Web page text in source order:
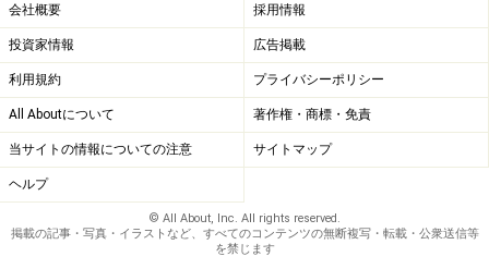
会社概要 採用情報
投資家情報 広告掲載
利用規約 プライバシーポリシー
All Aboutについて 著作権・商標・免責
当サイトの情報についての注意 サイトマップ
ヘルプ
© All About, Inc. All rights reserved.
掲載の記事・写真・イラストなど、すべてのコンテンツの無断複写・転載・公衆送信等
を禁じます